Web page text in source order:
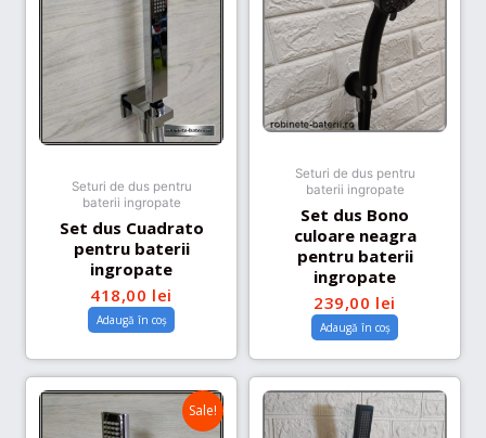
Seturi de dus pentru
baterii ingropate
Set dus Cuadrato
pentru baterii
ingropate
418,00 lei
Adaugă în coș
Seturi de dus pentru
baterii ingropate
Set dus Bono
culoare neagra
pentru baterii
ingropate
239,00 lei
Adaugă în coș
Sale!